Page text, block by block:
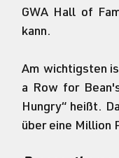
GWA Hall of
kann.
Am wichtigsten
a Row for
Hungry“ heißt.
über eine Million